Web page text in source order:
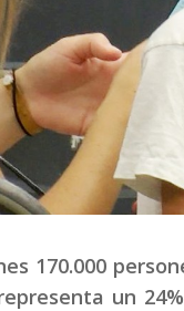
170.000
un